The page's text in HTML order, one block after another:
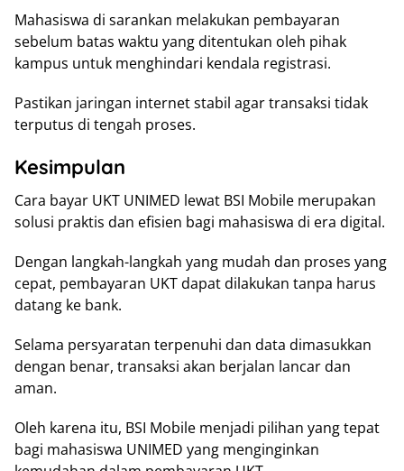
Mahasiswa di sarankan melakukan pembayaran
sebelum batas waktu yang ditentukan oleh pihak
kampus untuk menghindari kendala registrasi.
Pastikan jaringan internet stabil agar transaksi tidak
terputus di tengah proses.
Kesimpulan
Cara bayar UKT UNIMED lewat BSI Mobile merupakan
solusi praktis dan efisien bagi mahasiswa di era digital.
Dengan langkah-langkah yang mudah dan proses yang
cepat, pembayaran UKT dapat dilakukan tanpa harus
datang ke bank.
Selama persyaratan terpenuhi dan data dimasukkan
dengan benar, transaksi akan berjalan lancar dan
aman.
Oleh karena itu, BSI Mobile menjadi pilihan yang tepat
bagi mahasiswa UNIMED yang menginginkan